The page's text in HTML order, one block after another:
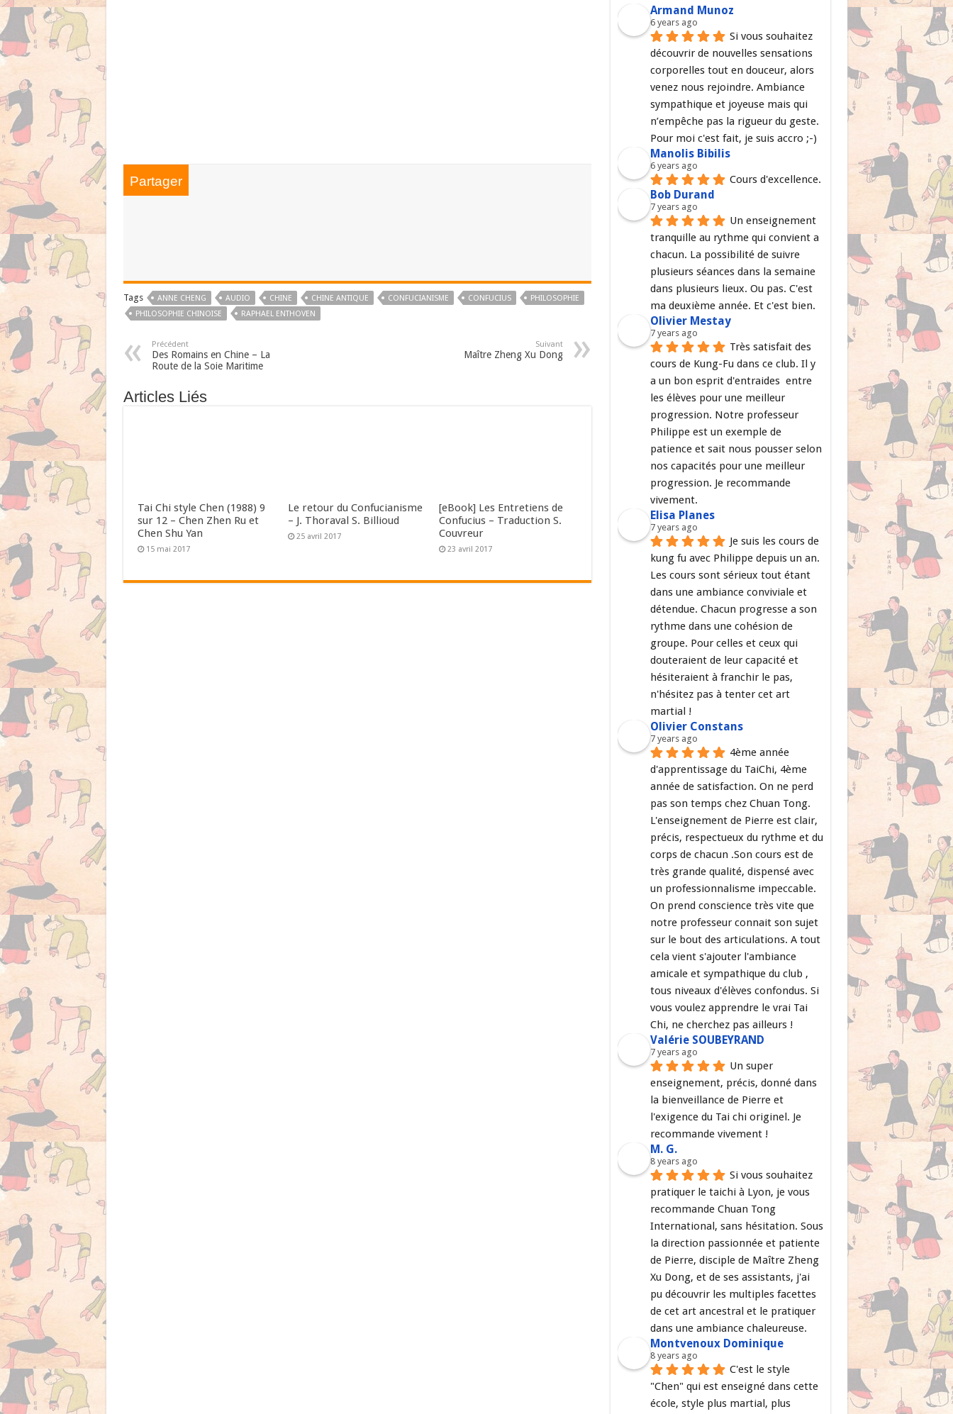
Partager
Tags ANNE CHENG AUDIO CHINE CHINE ANTIQUE CONFUCIANISME CONFUCIUS
PHILOSOPHIE
PHILOSOPHIE CHINOISE
RAPHAEL ENTHOVEN
Précédent
Des Romains en Chine – La
Route de la Soie Maritime
Suivant
Maître Zheng Xu Dong
Articles Liés
Tai Chi style Chen (1988) 9
sur 12 – Chen Zhen Ru et
Chen Shu Yan
15 mai 2017
Le retour du Confucianisme
– J. Thoraval S. Billioud
25 avril 2017
[eBook] Les Entretiens de
Confucius – Traduction S.
Couvreur
23 avril 2017
Armand Munoz
6 years ago
Si vous souhaitez
découvrir de nouvelles sensations
corporelles tout en douceur, alors
venez nous rejoindre. Ambiance
sympathique et joyeuse mais qui
n’empêche pas la rigueur du geste.
Pour moi c'est fait, je suis accro ;-)
Manolis Bibilis
6 years ago
Cours d'excellence.
Bob Durand
7 years ago
Un enseignement
tranquille au rythme qui convient a
chacun. La possibilité de suivre
plusieurs séances dans la semaine
dans plusieurs lieux. Ou pas. C'est
ma deuxième année. Et c'est bien.
Olivier Mestay
7 years ago
Très satisfait des
cours de Kung-Fu dans ce club. Il y
a un bon esprit d'entraides  entre
les élèves pour une meilleur
progression. Notre professeur
Philippe est un exemple de
patience et sait nous pousser selon
nos capacités pour une meilleur
progression. Je recommande
vivement.
Elisa Planes
7 years ago
Je suis les cours de
kung fu avec Philippe depuis un an.
Les cours sont sérieux tout étant
dans une ambiance conviviale et
détendue. Chacun progresse a son
rythme dans une cohésion de
groupe. Pour celles et ceux qui
douteraient de leur capacité et
hésiteraient à franchir le pas,
n'hésitez pas à tenter cet art
martial !
Olivier Constans
7 years ago
4ème année
d'apprentissage du TaiChi, 4ème
année de satisfaction. On ne perd
pas son temps chez Chuan Tong.
L'enseignement de Pierre est clair,
précis, respectueux du rythme et du
corps de chacun .Son cours est de
très grande qualité, dispensé avec
un professionnalisme impeccable.
On prend conscience très vite que
notre professeur connait son sujet
sur le bout des articulations. A tout
cela vient s'ajouter l'ambiance
amicale et sympathique du club ,
tous niveaux d'élèves confondus. Si
vous voulez apprendre le vrai Tai
Chi, ne cherchez pas ailleurs !
Valérie SOUBEYRAND
7 years ago
Un super
enseignement, précis, donné dans
la bienveillance de Pierre et
l'exigence du Tai chi originel. Je
recommande vivement !
M. G.
8 years ago
Si vous souhaitez
pratiquer le taichi à Lyon, je vous
recommande Chuan Tong
International, sans hésitation. Sous
la direction passionnée et patiente
de Pierre, disciple de Maître Zheng
Xu Dong, et de ses assistants, j'ai
pu découvrir les multiples facettes
de cet art ancestral et le pratiquer
dans une ambiance chaleureuse.
Montvenoux Dominique
8 years ago
C'est le style
"Chen" qui est enseigné dans cette
école, style plus martial, plus